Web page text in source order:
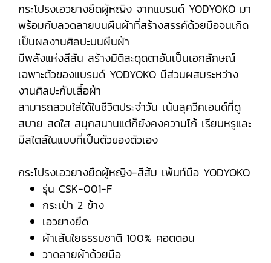
กระโปรงเอวยางยืดผู้หญิง จากแบรนด์ YODYOKO มา
พร้อมกับลวดลายบนผืนผ้าที่สร้างสรรค์ด้วยมือจนเกิด
เป็นผลงานศิลปะบนผืนผ้า
มีพลังแห่งสีสัน สร้างมิติสะดุดตาอันเป็นเอกลักษณ์
เฉพาะตัวของแบรนด์ YODYOKO มีส่วนผสมระหว่าง
งานศิลปะกับเสื้อผ้า
สามารถสวมใส่ได้ในชีวิตประจำวัน เน้นลุควีคเอนด์ที่ดู
สบาย สดใส สนุกสนานแต่ก็ยังคงความโก้ เรียบหรูและ
มีสไตล์ในแบบที่เป็นตัวของตัวเอง
กระโปรงเอวยางยืดผู้หญิง-สีส้ม เพ้นท์มือ YODYOKO
รุ่น CSK-001-F
กระเป๋า 2 ข้าง
เอวยางยืด
ผ้าเส้นใยธรรมชาติ 100% คอตตอน
วาดลายผ้าด้วยมือ